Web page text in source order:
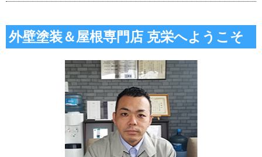
外壁塗装＆屋根専門店 克栄へようこそ